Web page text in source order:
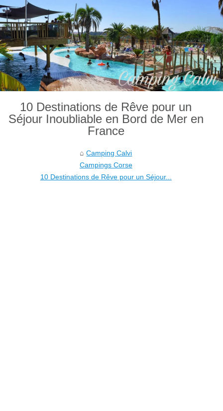
10 Destinations de Rêve pour un
Séjour Inoubliable en Bord de Mer en
France
Camping Calvi
Campings Corse
10 Destinations de Rêve pour un Séjour...